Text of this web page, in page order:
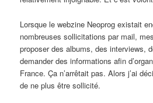
Lorsque le webzine Neoprog existait
nombreuses sollicitations par mail,
proposer des albums, des interviews,
demander des informations afin
France. Ça n’arrêtait pas. Alors j’ai
de ne plus être sollicité.